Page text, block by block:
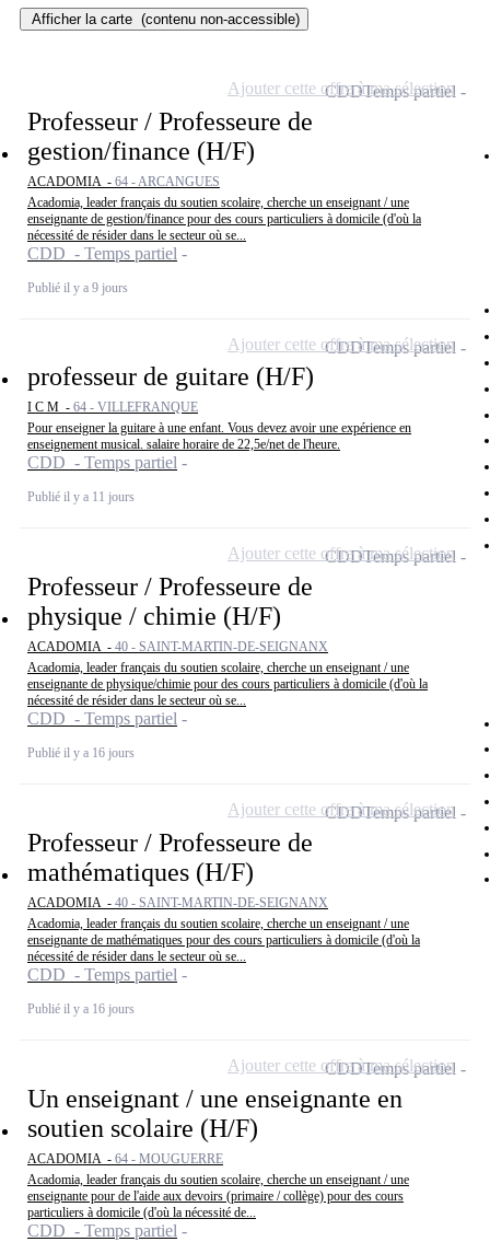
Afficher la carte (contenu non-accessible)
Professeur / Professeure de
gestion/finance (H/F)
ACADOMIA - 64 - ARCANGUES
Acadomia, leader français du soutien scolaire, cherche un enseignant / une
enseignante de gestion/finance pour des cours particuliers à domicile (d'où la
nécessité de résider dans le secteur où se...
CDD - Temps partiel
Publié il y a 9 jours
CDDTemps partiel
Ajouter cette offre à ma sélection
professeur de guitare (H/F)
I C M - 64 - VILLEFRANQUE
Pour enseigner la guitare à une enfant. Vous devez avoir une expérience en
enseignement musical. salaire horaire de 22,5e/net de l'heure.
CDD - Temps partiel
Publié il y a 11 jours
CDDTemps partiel
Ajouter cette offre à ma sélection
Professeur / Professeure de
physique / chimie (H/F)
ACADOMIA - 40 - SAINT-MARTIN-DE-SEIGNANX
Acadomia, leader français du soutien scolaire, cherche un enseignant / une
enseignante de physique/chimie pour des cours particuliers à domicile (d'où la
nécessité de résider dans le secteur où se...
CDD - Temps partiel
Publié il y a 16 jours
CDDTemps partiel
Ajouter cette offre à ma sélection
Professeur / Professeure de
mathématiques (H/F)
ACADOMIA - 40 - SAINT-MARTIN-DE-SEIGNANX
Acadomia, leader français du soutien scolaire, cherche un enseignant / une
enseignante de mathématiques pour des cours particuliers à domicile (d'où la
nécessité de résider dans le secteur où se...
CDD - Temps partiel
Publié il y a 16 jours
CDDTemps partiel
Ajouter cette offre à ma sélection
Un enseignant / une enseignante en
soutien scolaire (H/F)
ACADOMIA - 64 - MOUGUERRE
Acadomia, leader français du soutien scolaire, cherche un enseignant / une
enseignante pour de l'aide aux devoirs (primaire / collège) pour des cours
particuliers à domicile (d'où la nécessité de...
CDD - Temps partiel
CDDTemps partiel
Ajouter cette offre à ma sélection